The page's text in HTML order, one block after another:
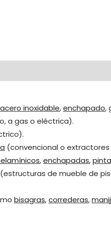
acero inoxidable,enchapado,
a gas o eléctrica).
(convencional o
,enchapadas,
(estructuras de mueble de
bisagras,correderas,